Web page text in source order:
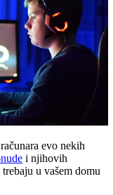
evo nekih
i njihovih
u vašem domu